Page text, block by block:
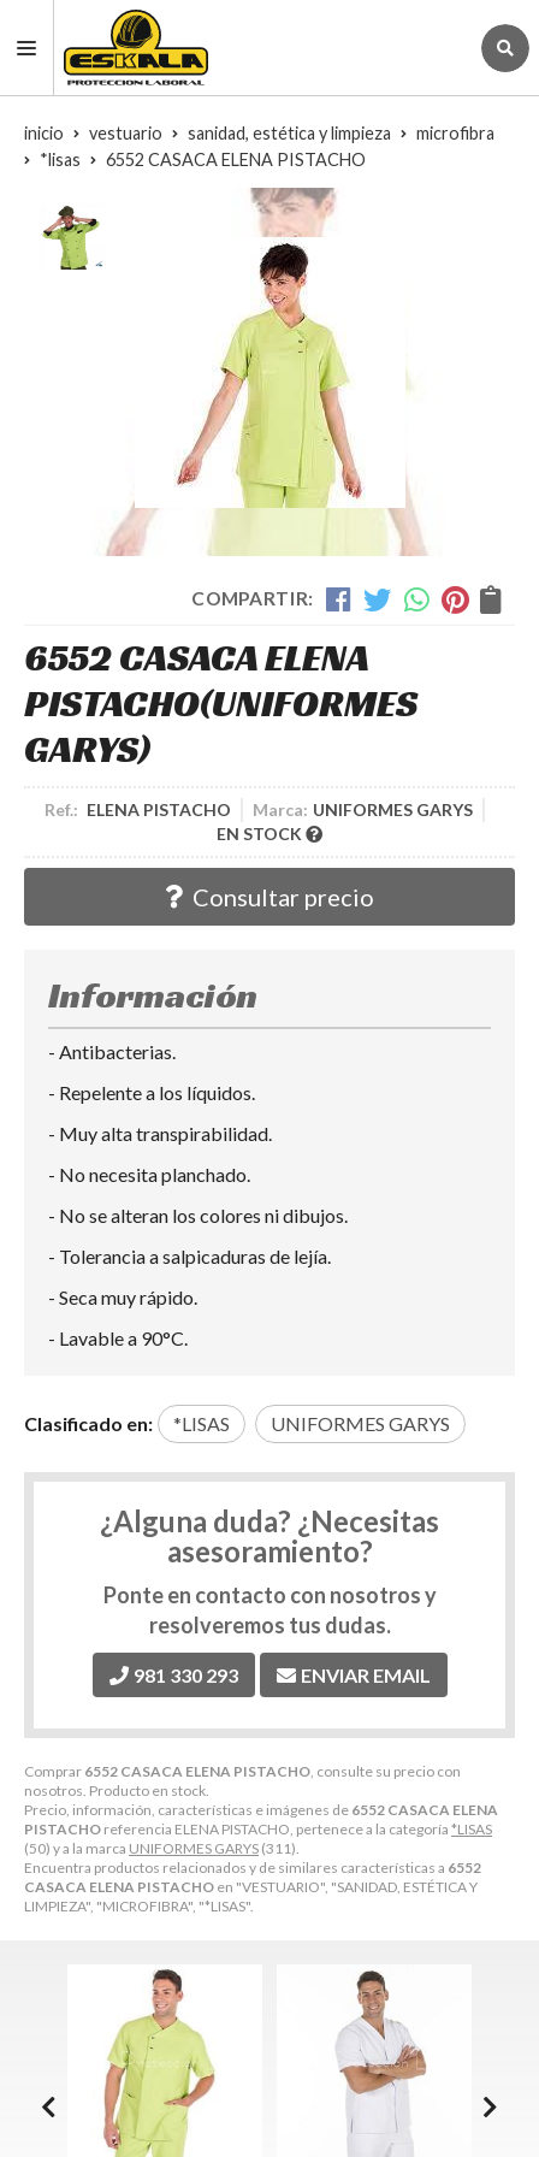
inicio vestuario sanidad, estética y limpieza
microfibra
*lisas
6552 CASACA ELENA PISTACHO
COMPARTIR:
6552 CASACA ELENA
PISTACHO(UNIFORMES
GARYS)
Ref.: ELENA PISTACHO Marca: UNIFORMES GARYS
EN STOCK
Consultar precio
Comprar 6552 CASACA ELENA PISTACHO, consulte su precio con
nosotros. Producto en stock.
Precio, información, características e imágenes de 6552 CASACA ELENA
PISTACHO referencia ELENA PISTACHO, pertenece a la categoría *LISAS
(50) y a la marca UNIFORMES GARYS (311).
Encuentra productos relacionados y de similares características a 6552
CASACA ELENA PISTACHO en "VESTUARIO", "SANIDAD, ESTÉTICA Y
LIMPIEZA", "MICROFIBRA", "*LISAS".
Información
- Antibacterias.
- Repelente a los líquidos.
- Muy alta transpirabilidad.
- No necesita planchado.
- No se alteran los colores ni dibujos.
- Tolerancia a salpicaduras de lejía.
- Seca muy rápido.
- Lavable a 90°C.
Clasificado en: *LISAS UNIFORMES GARYS
¿Alguna duda? ¿Necesitas
asesoramiento?
Ponte en contacto con nosotros y
resolveremos tus dudas.
981 330 293 ENVIAR EMAIL